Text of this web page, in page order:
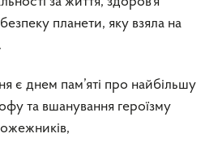
планети, яку взяла на
є днем пам’яті про найбільшу
та вшанування героїзму